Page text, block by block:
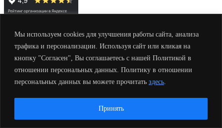
Мы используем cookies для улучшения работы сайта, анализа
трафика и персонализации. Используя сайт или кликая на
кнопку "Согласен", Вы соглашаетесь с нашей Политикой в
отношении персональных данных. Политику в отношении
персональных данных вы можете прочитать здесь
Принять
Сделано вLoimi
Меню
Каталог
Все товары
Изоляция (утеплитель)